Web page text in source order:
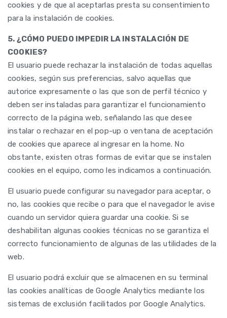
cookies y de que al aceptarlas presta su consentimiento
para la instalación de cookies.
5. ¿CÓMO PUEDO IMPEDIR LA INSTALACIÓN DE
COOKIES?
El usuario puede rechazar la instalación de todas aquellas
cookies, según sus preferencias, salvo aquellas que
autorice expresamente o las que son de perfil técnico y
deben ser instaladas para garantizar el funcionamiento
correcto de la página web, señalando las que desee
instalar o rechazar en el pop-up o ventana de aceptación
de cookies que aparece al ingresar en la home. No
obstante, existen otras formas de evitar que se instalen
cookies en el equipo, como les indicamos a continuación.
El usuario puede configurar su navegador para aceptar, o
no, las cookies que recibe o para que el navegador le avise
cuando un servidor quiera guardar una cookie. Si se
deshabilitan algunas cookies técnicas no se garantiza el
correcto funcionamiento de algunas de las utilidades de la
web.
El usuario podrá excluir que se almacenen en su terminal
las cookies analíticas de Google Analytics mediante los
sistemas de exclusión facilitados por Google Analytics.